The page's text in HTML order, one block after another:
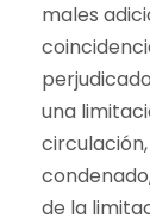
males
una
de la